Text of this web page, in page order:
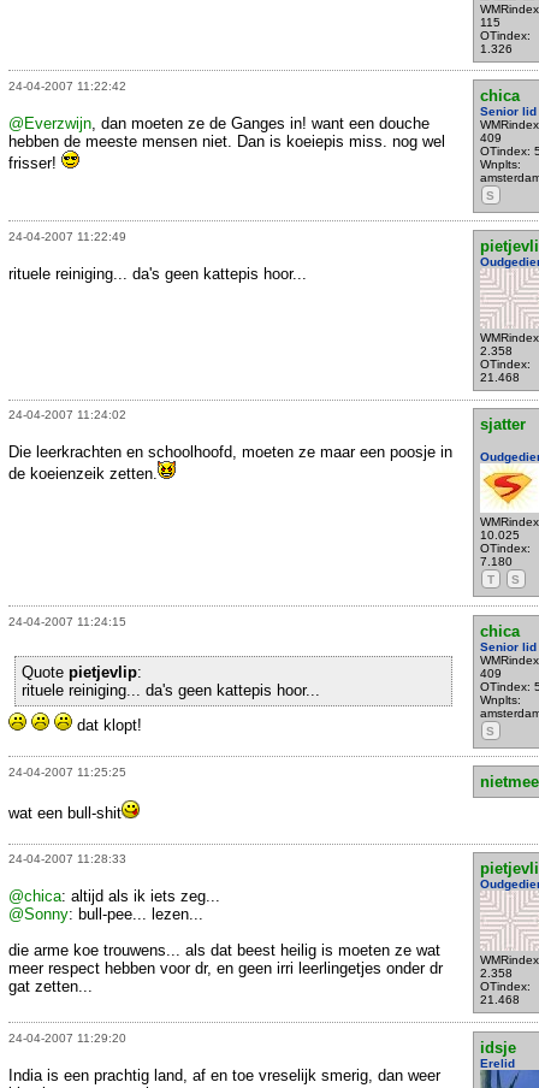
115
OTindex:
1.326
24-04-2007 11:22:42
chica
Senior lid
409
OTindex:
Wnplts:
S
@Everzwijn , dan moeten ze de Ganges in! want een douche
hebben de meeste mensen niet. Dan is koeiepis miss. nog wel
frisser!
24-04-2007 11:22:49
2.358
OTindex:
21.468
rituele reiniging... da's geen kattepis hoor...
24-04-2007 11:24:02
sjatter
10.025
OTindex:
7.180
T
S
Die leerkrachten en schoolhoofd, moeten ze maar een poosje in
de koeienzeik zetten.
24-04-2007 11:24:15
chica
Senior lid
409
OTindex:
Wnplts:
S
Quote pietjevlip:
rituele reiniging... da's geen kattepis hoor...
dat klopt!
24-04-2007 11:25:25
wat een bull-shit
24-04-2007 11:28:33
2.358
OTindex:
21.468
@chica: altijd als ik iets zeg...
@Sonny: bull-pee... lezen...
die arme koe trouwens... als dat beest heilig is moeten ze wat
meer respect hebben voor dr, en geen irri leerlingetjes onder dr
gat zetten...
24-04-2007 11:29:20
idsje
Erelid
India is een prachtig land, af en toe vreselijk smerig, dan weer